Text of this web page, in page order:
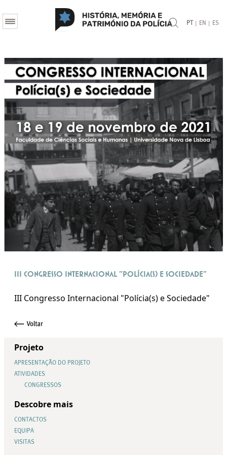
PT | EN | ES
III Congresso Internacional "Polícia(s) e Sociedade"
III Congresso Internacional "Polícia(s) e Sociedade"
Projeto
APRESENTAÇÃO DO PROJETO
ATIVIDADES
CONGRESSOS
Descobre mais
CONTACTOS
EQUIPA
VISITAS